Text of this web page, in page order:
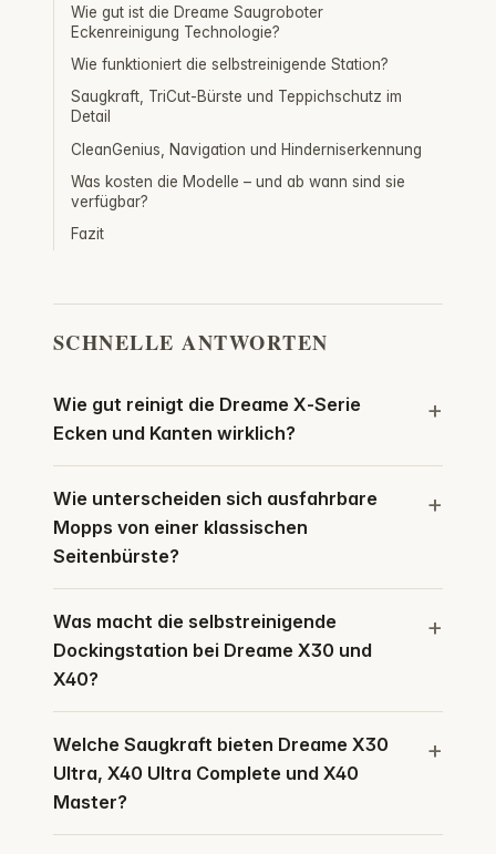
Wie gut ist die Dreame Saugroboter
Eckenreinigung Technologie?
Wie funktioniert die selbstreinigende Station?
Saugkraft, TriCut-Bürste und Teppichschutz im
Detail
CleanGenius, Navigation und Hinderniserkennung
Was kosten die Modelle – und ab wann sind sie
verfügbar?
Fazit
SCHNELLE ANTWORTEN
Wie gut reinigt die Dreame X‑Serie
Ecken und Kanten wirklich?
Wie unterscheiden sich ausfahrbare
Mopps von einer klassischen
Seitenbürste?
Was macht die selbstreinigende
Dockingstation bei Dreame X30 und
X40?
Welche Saugkraft bieten Dreame X30
Ultra, X40 Ultra Complete und X40
Master?